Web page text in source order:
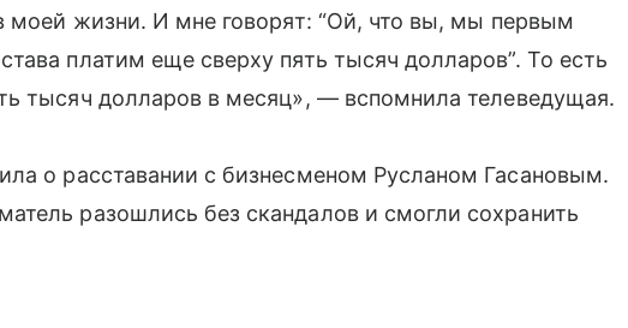
моей жизни. И мне говорят: “Ой, что вы, мы первым
платим еще сверху пять тысяч долларов”. То есть
тысяч долларов в месяц», — вспомнила телеведущая.
о расставании с бизнесменом Русланом Гасановым.
разошлись без скандалов и смогли сохранить